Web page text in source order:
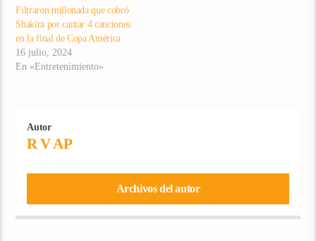
Filtraron millonada que cobró
Shakira por cantar 4 canciones
en la final de Copa América
16 julio, 2024
En «Entretenimiento»
Autor
R V AP
Archivos del autor